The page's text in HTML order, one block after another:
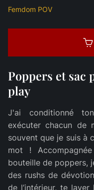
Femdom POV
Poppers et sac
play
J'ai conditionné
exécuter chacun de
souvent que je suis à
mot !
bouteille de poppers,
des rushs de
de l’intérieur, te